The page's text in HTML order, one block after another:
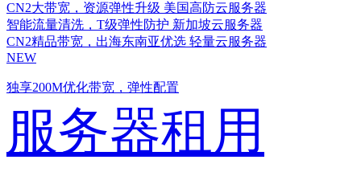
CN2大带宽，资源弹性升级 美国高防云服务器
智能流量清洗，T级弹性防护 新加坡云服务器
CN2精品带宽，出海东南亚优选 轻量云服务器
NEW
独享200M优化带宽，弹性配置
服务器租用